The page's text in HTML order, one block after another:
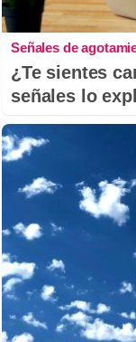
Señales de
¿Te sientes
señales lo